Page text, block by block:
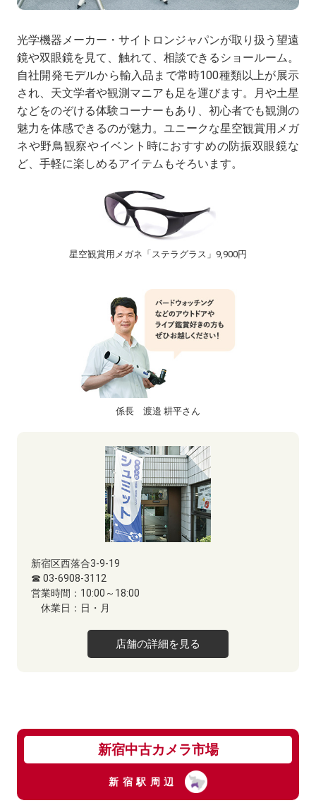
光学機器メーカー・サイトロンジャパンが取り扱う望遠
鏡や双眼鏡を見て、触れて、相談できるショールーム。
自社開発モデルから輸入品まで常時100種類以上が展示
され、天文学者や観測マニアも足を運びます。月や土星
などをのぞける体験コーナーもあり、初心者でも観測の
魅力を体感できるのが魅力。ユニークな星空観賞用メガ
ネや野鳥観察やイベント時におすすめの防振双眼鏡な
ど、手軽に楽しめるアイテムもそろいます。
星空観賞用メガネ「ステラグラス」9,900円
係長 渡邉 耕平さん
新宿区西落合3-9-19
☎ 03-6908-3112
営業時間： 10:00～18:00
休業日： 日・月
店舗の詳細を見る
新宿中古カメラ市場
新宿駅周辺